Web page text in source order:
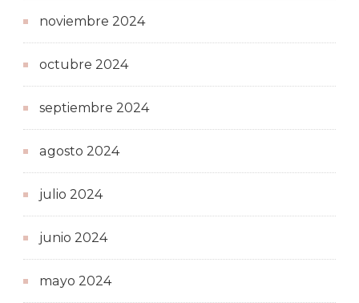
noviembre 2024
octubre 2024
septiembre 2024
agosto 2024
julio 2024
junio 2024
mayo 2024